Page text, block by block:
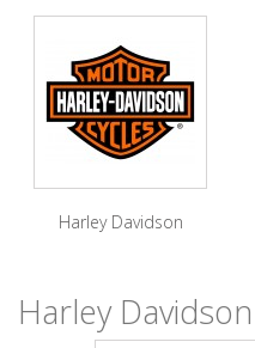
Harley Davidson
Harley Davidson